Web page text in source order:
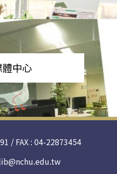
中心
/ FAX : 04-22873454